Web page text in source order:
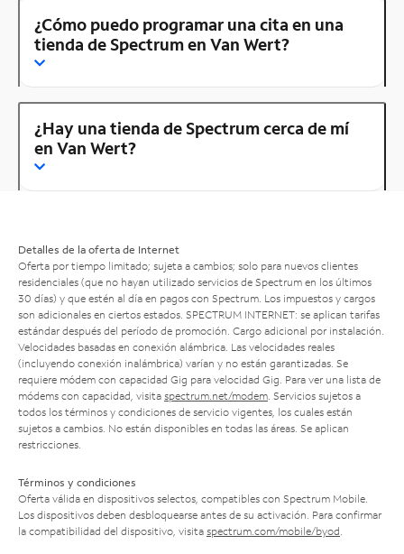
¿Cómo puedo programar una cita en una
tienda de Spectrum en Van Wert?
¿Hay una tienda de Spectrum cerca de mí
en Van Wert?
Detalles de la oferta de Internet
Oferta por tiempo limitado; sujeta a cambios; solo para nuevos clientes
residenciales (que no hayan utilizado servicios de Spectrum en los últimos
30 días) y que estén al día en pagos con Spectrum. Los impuestos y cargos
son adicionales en ciertos estados. SPECTRUM INTERNET: se aplican tarifas
estándar después del período de promoción. Cargo adicional por instalación.
Velocidades basadas en conexión alámbrica. Las velocidades reales
(incluyendo conexión inalámbrica) varían y no están garantizadas. Se
requiere módem con capacidad Gig para velocidad Gig. Para ver una lista de
módems con capacidad, visita spectrum.net/modem . Servicios sujetos a
todos los términos y condiciones de servicio vigentes, los cuales están
sujetos a cambios. No están disponibles en todas las áreas. Se aplican
restricciones.
Términos y condiciones
Oferta válida en dispositivos selectos, compatibles con Spectrum Mobile.
Los dispositivos deben desbloquearse antes de su activación. Para confirmar
la compatibilidad del dispositivo, visita spectrum.com/mobile/byod